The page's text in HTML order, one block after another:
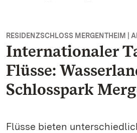
RESIDENZSCHLOSS MERGENTHEIM |
Internationaler
Flüsse:
Schlosspark
Flüsse bieten